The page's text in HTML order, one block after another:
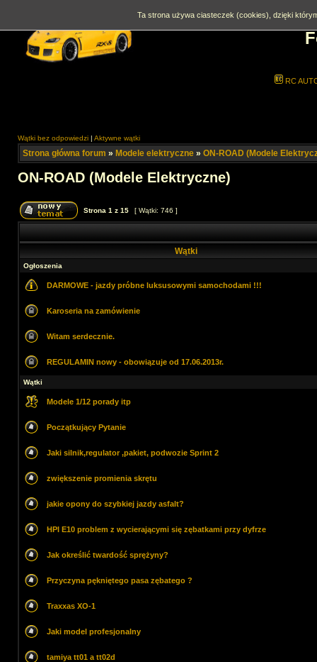
RC
Wątki bez odpowiedzi | Aktywne wątki
Strona główna forum » Modele elektryczne » ON-ROAD (Modele
ON-ROAD (Modele Elektryczne)
Strona 1 z 15 [ Wątki: 746 ]
Wątki
Ogłoszenia
DARMOWE - jazdy próbne luksusowymi samochodami !!!
Karoseria na zamówienie
Witam serdecznie.
REGULAMIN nowy - obowiązuje od 17.06.2013r.
Wątki
Modele 1/12 porady itp
Początkujący Pytanie
Jaki silnik,regulator ,pakiet, podwozie Sprint 2
zwiększenie promienia skrętu
jakie opony do szybkiej jazdy asfalt?
HPI E10 problem z wycierającymi się zębatkami przy dyfrze
Jak określić twardość sprężyny?
Przyczyna pękniętego pasa zębatego ?
Traxxas XO-1
Jaki model profesjonalny
tamiya tt01 a tt02d
Ta strona używa ciasteczek (cookies), dzięki